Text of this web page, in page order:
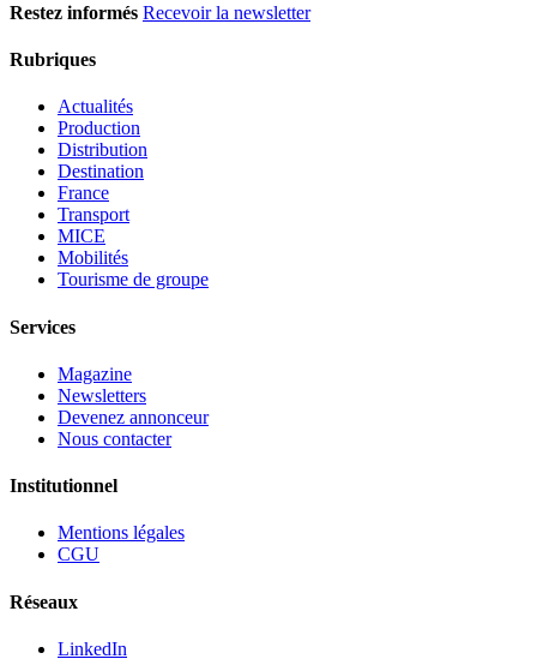
Restez informés Recevoir la newsletter
Rubriques
Actualités
Production
Distribution
Destination
France
Transport
MICE
Mobilités
Tourisme de groupe
Services
Magazine
Newsletters
Devenez annonceur
Nous contacter
Institutionnel
Mentions légales
CGU
Réseaux
LinkedIn